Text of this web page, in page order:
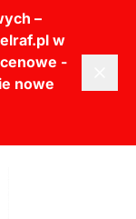
–
w
-
nowe